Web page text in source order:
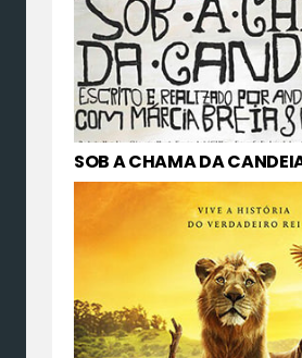
SOB A CHAMA DA